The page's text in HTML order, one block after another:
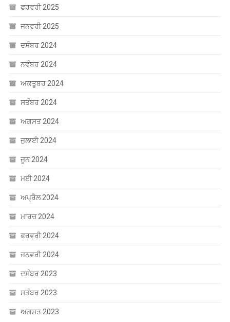
ਅਗਸਤ 2024
ਜੁਲਾਈ 2024
ਜੂਨ 2024
ਮਈ 2024
ਅਪ੍ਰੈਲ 2024
ਮਾਰਚ 2024
ਫਰਵਰੀ 2024
ਜਨਵਰੀ 2024
ਦਸੰਬਰ 2023
ਸਤੰਬਰ 2023
ਅਗਸਤ 2023
CATEGORIES
Uncategorized
ਐਜੂਕੇਸ਼ਨ
ਸੰਸਾਰ
ਸਾਹਿਤ